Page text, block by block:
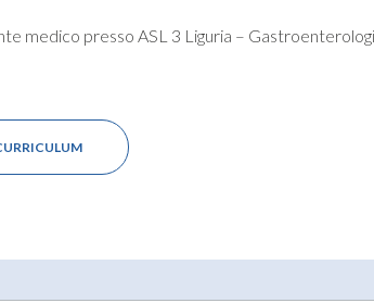
medico presso ASL 3 Liguria –